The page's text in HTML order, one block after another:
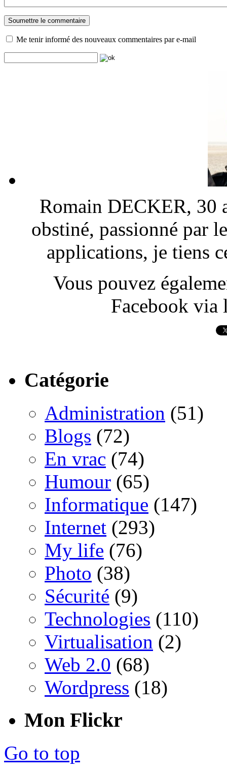
Me tenir informé des nouveaux commentaires par e-mail
Romain DECKER, 30
obstiné, passionné par
applications, je tiens
Vous pouvez
Facebook via
Catégorie
Administration (51)
Blogs (72)
En vrac (74)
Humour (65)
Informatique (147)
Internet (293)
My life (76)
Photo (38)
Sécurité (9)
Technologies (110)
Virtualisation (2)
Web 2.0 (68)
Wordpress (18)
Mon Flickr
Go to top